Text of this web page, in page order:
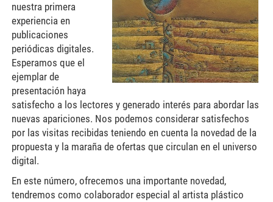
nuestra primera
experiencia en
publicaciones
periódicas digitales.
Esperamos que el
ejemplar de
presentación haya
satisfecho a los lectores y generado interés para abordar las
nuevas apariciones. Nos podemos considerar satisfechos
por las visitas recibidas teniendo en cuenta la novedad de la
propuesta y la maraña de ofertas que circulan en el universo
digital.
En este número, ofrecemos una importante novedad,
tendremos como colaborador especial al artista plástico